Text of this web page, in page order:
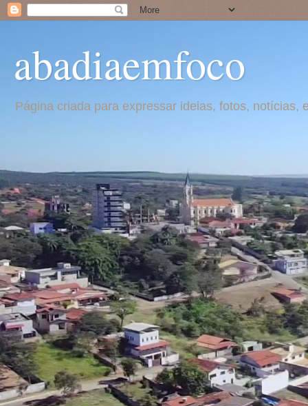
abadiaemfoco
Página criada para expressar ideias, fotos,